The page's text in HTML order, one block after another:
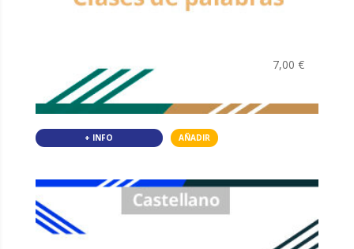
7,00€
+ INFO AÑADIR